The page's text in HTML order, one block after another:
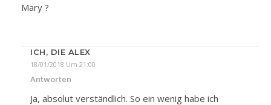
Mary ?
ICH, DIE ALEX
18/01/2018 Um 21:00
Antworten
Ja, absolut verständlich. So ein wenig habe ich